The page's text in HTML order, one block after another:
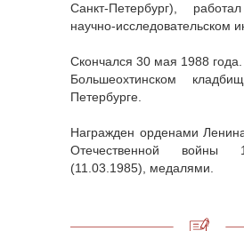
Санкт-Петербург),
научно-исследовательском
Скончался 30 мая 1988
Большеохтинском
Петербурге.
Награжден орденами
Отечественной войны
(11.03.1985), медалями.